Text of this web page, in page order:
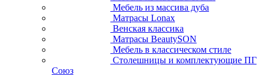
Мебель из массива дуба
Матрасы Lonax
Венская классика
Матрасы BeautySON
Мебель в классическом стиле
Столешницы и комплектующие ПГ
Союз